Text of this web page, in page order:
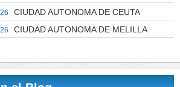
CIUDAD AUTONOMA DE CEUTA
CIUDAD AUTONOMA DE MELILLA